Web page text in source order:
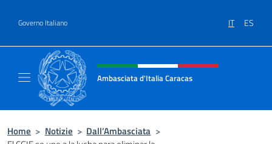
Governo Italiano IT ES
Intestazione sito, social e menù
Ambasciata d'Italia Caracas
Home > Notizie > Dall’Ambasciata >